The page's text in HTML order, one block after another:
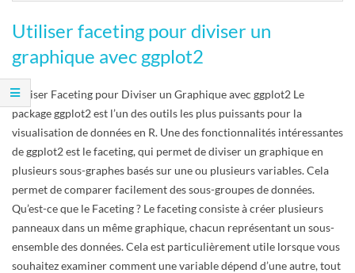
Utiliser faceting pour diviser un
graphique avec ggplot2
Utiliser Faceting pour Diviser un Graphique avec ggplot2 Le
package ggplot2 est l’un des outils les plus puissants pour la
visualisation de données en R. Une des fonctionnalités intéressantes
de ggplot2 est le faceting, qui permet de diviser un graphique en
plusieurs sous-graphes basés sur une ou plusieurs variables. Cela
permet de comparer facilement des sous-groupes de données.
Qu’est-ce que le Faceting ? Le faceting consiste à créer plusieurs
panneaux dans un même graphique, chacun représentant un sous-
ensemble des données. Cela est particulièrement utile lorsque vous
souhaitez examiner comment une variable dépend d’une autre, tout